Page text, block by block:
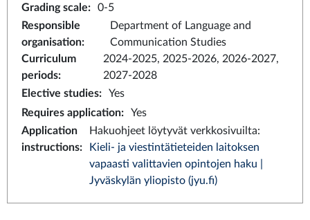
Grading scale:
0-5
Responsible
organisation:
Department of Language and
Communication Studies
Curriculum
periods:
2024-2025, 2025-2026, 2026-2027,
2027-2028
Elective studies:
Yes
Requires application:
Yes
Application
instructions:
Hakuohjeet löytyvät verkkosivuilta:
Kieli- ja viestintätieteiden laitoksen
vapaasti valittavien opintojen haku |
Jyväskylän yliopisto (jyu.fi)